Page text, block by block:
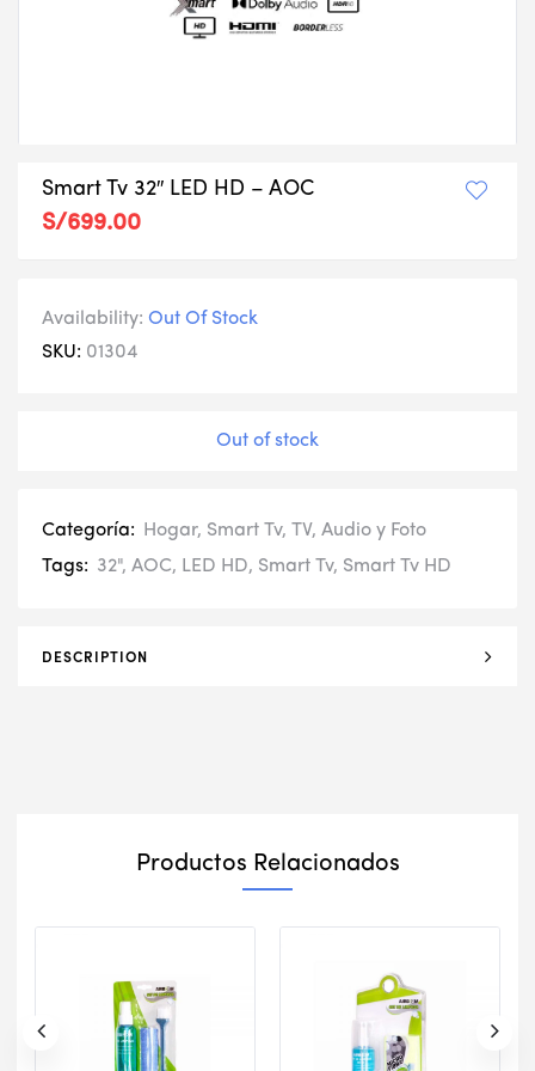
Smart Tv 32″ LED HD – AOC
S/699.00
Availability: Out Of Stock
SKU: 01304
Out of stock
Categoría: Hogar, Smart Tv, TV, Audio y Foto
Tags: 32", AOC, LED HD, Smart Tv, Smart Tv HD
DESCRIPTION
Productos Relacionados